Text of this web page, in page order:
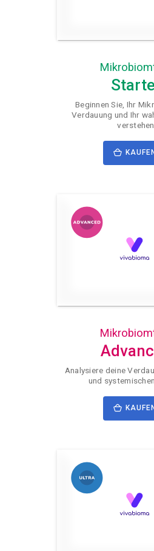
Beginnen Sie, Ihr
Verdauung und Ihr
verstehen
KAUFEN
Analysiere deine
und
KAUFEN